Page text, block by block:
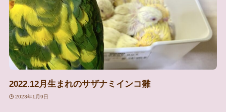
2022.12月生まれのサザナミインコ雛
2023年1月9日